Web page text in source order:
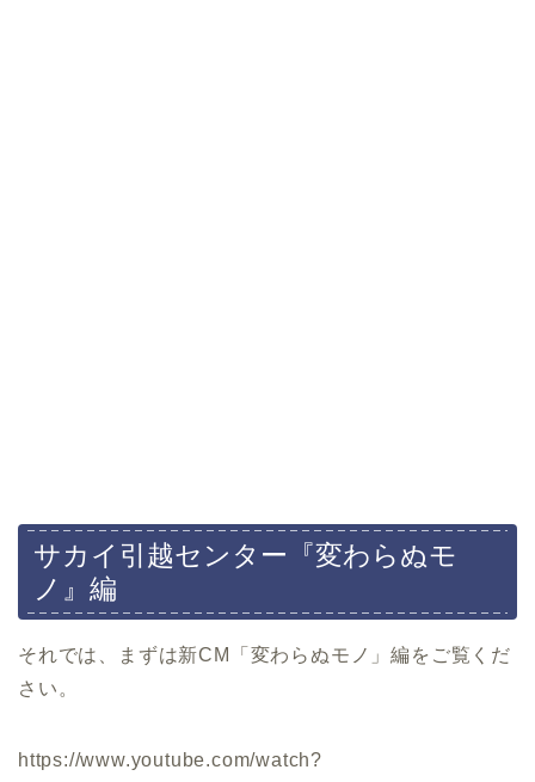
サカイ引越センター『変わらぬモ
ノ』編
それでは、まずは新CM「変わらぬモノ」編をご覧くだ
さい。
https://www.youtube.com/watch?